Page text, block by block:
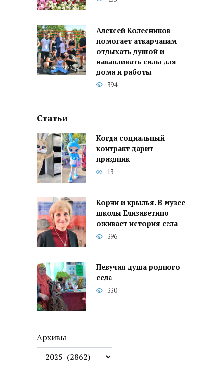
Алексей Колесников
помогает аткарчанам
отдыхать душой и
накапливать силы для
дома и работы
394
Статьи
Когда социальный
контракт дарит
праздник
13
Корни и крылья. В музее
школы Елизаветино
оживает история села
396
Певучая душа родного
села
330
Архивы